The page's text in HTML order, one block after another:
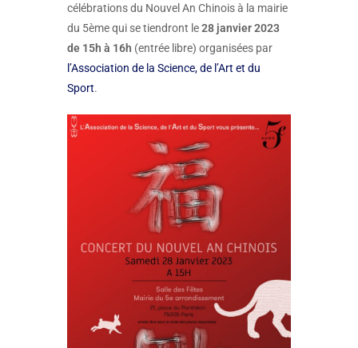
célébrations du Nouvel An Chinois à la mairie
du 5ème qui se tiendront le28 janvier 2023
de 15h à 16h (entrée libre) organisées par
l’Association de la Science, de l’Art et du
Sport.